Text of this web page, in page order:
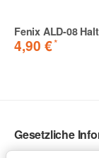
Fenix ALD-08
4,90 €*
Gesetzliche